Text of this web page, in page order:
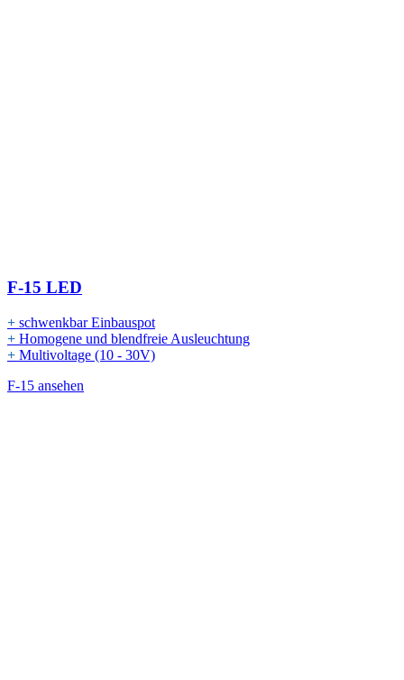
F-15 LED
+ schwenkbar Einbauspot
+ Homogene und blendfreie Ausleuchtung
+ Multivoltage (10 - 30V)
F-15 ansehen